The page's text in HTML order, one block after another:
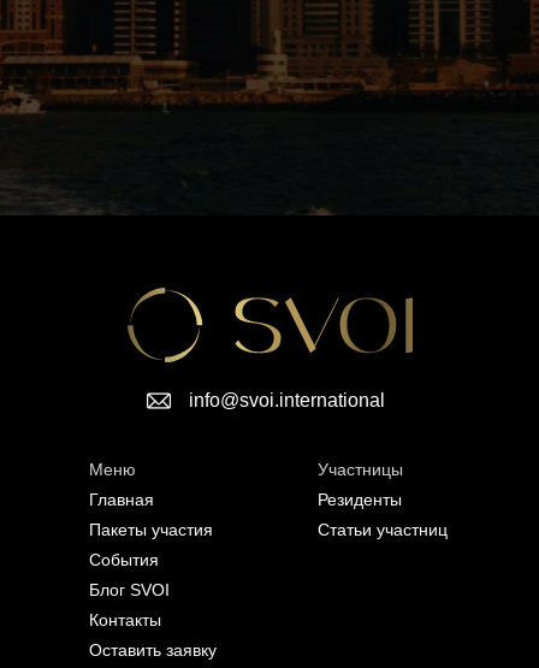
info@svoi.international
Меню
Главная
Пакеты участия
События
Блог SVOI
Контакты
Оставить заявку
Участницы
Резиденты
Статьи участниц